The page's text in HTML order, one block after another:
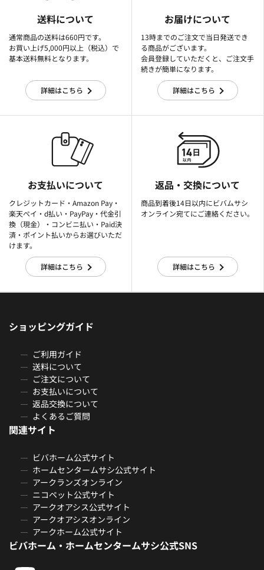
送料について
通常商品の送料は660円です。
お買い上げ5,000円以上（税込）で
基本送料無料となります。
詳細はこちら
お届けについて
13時までのご注文で当日発送でき
る商品がございます。
会員登録していただくと、ご注文手
続きが簡単になります。
詳細はこちら
お支払いについて
クレジットカード・Amazon Pay・
楽天ぺイ・d払い・PayPay・代金引
換（現金）・コンビニ払い・Paid決
済・ポイント払いからお選びいただ
けます。
詳細はこちら
返品・交換について
商品到着後14日以内にビバムサシ
オンライン宛てにご連絡ください。
詳細はこちら
ショッピングガイド
ご利用ガイド
送料について
ご注文について
お支払いについて
返品交換について
よくあるご質問
関連サイト
ビバホーム公式サイト
ホームセンタームサシ公式サイト
アークランズオンライン
ニコペット公式サイト
アークオアシス公式サイト
アークオアシスオンライン
アークホーム公式サイト
ビバホーム・ホームセンタームサシ公式SNS